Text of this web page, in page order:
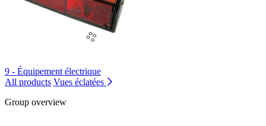
9 - Équipement électrique
All products Vues éclatées
Group overview